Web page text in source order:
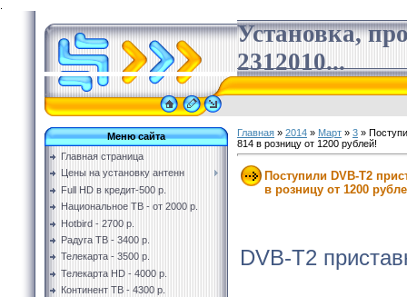
Установка,
2312010...
Меню сайта
Главная страница
Цены на установку антенн
Full HD в кредит-500 р.
Национальное ТВ - от 2000 р.
Hotbird - 2700 р.
Радуга ТВ - 3400 р.
Телекарта - 3500 р.
Телекарта HD - 4000 р.
Континент ТВ - 4300 р.
Главная » 2014 » Март » 3 »
814 в розницу от 1200 рублей!
Поступили DVB-T2
в розницу от 1200
DVB-T2